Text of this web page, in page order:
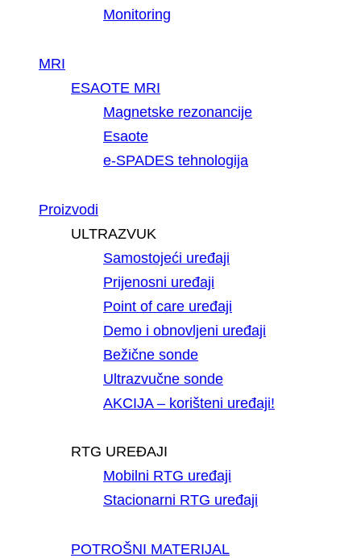
Monitoring
MRI
ESAOTE MRI
Magnetske rezonancije
Esaote
e-SPADES tehnologija
Proizvodi
ULTRAZVUK
Samostojeći uređaji
Prijenosni uređaji
Point of care uređaji
Demo i obnovljeni uređaji
Bežične sonde
Ultrazvučne sonde
AKCIJA – korišteni uređaji!
RTG UREĐAJI
Mobilni RTG uređaji
Stacionarni RTG uređaji
POTROŠNI MATERIJAL